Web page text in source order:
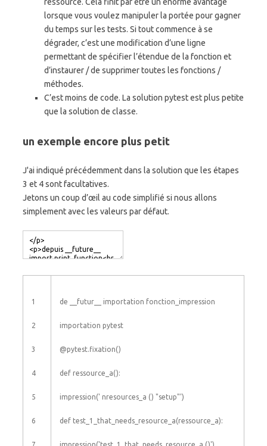
lorsque vous voulez manipuler la portée pour gagner
du temps sur les tests. Si tout commence à se
dégrader, c’est une modification d’une ligne
permettant de spécifier l’étendue de la fonction et
d’instaurer / de supprimer toutes les fonctions /
méthodes.
C’est moins de code. La solution pytest est plus petite
que la solution de classe.
un exemple encore plus petit
J'ai indiqué précédemment dans la solution que les étapes
3 et 4 sont facultatives.
Jetons un coup d’œil au code simplifié si nous allons
simplement avec les valeurs par défaut.
1
2
3
4
5
6
de __futur__ importation fonction_impression
importation pytest
@pytest.fixation()
def ressource_a():
impression(' nresources_a () "setup"')
def test_1_that_needs_resource_a(ressource_a):